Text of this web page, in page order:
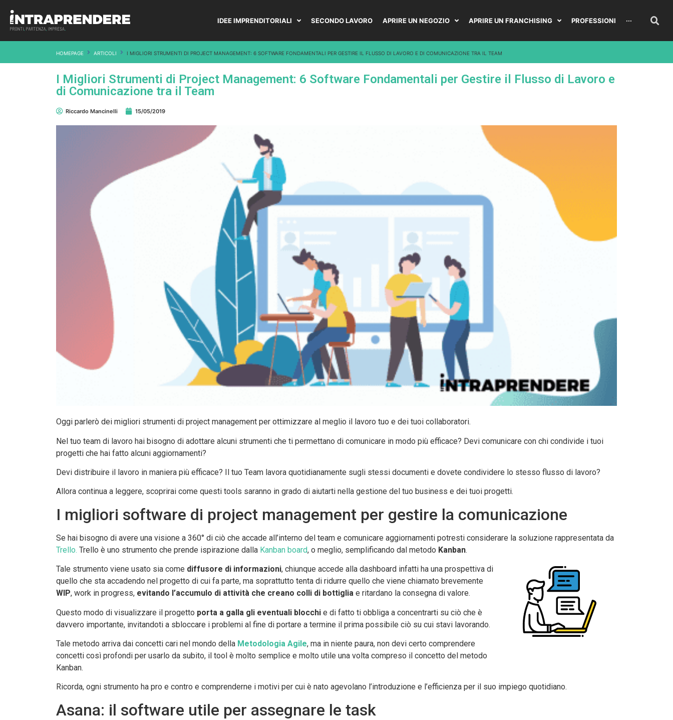
IDEE IMPRENDITORIALI SECONDO LAVORO APRIRE UN NEGOZIO APRIRE UN FRANCHISING PROFESSIONI ···
HOMEPAGE ARTICOLI I MIGLIORI STRUMENTI DI PROJECT MANAGEMENT: 6 SOFTWARE FONDAMENTALI PER GESTIRE IL FLUSSO DI LAVORO E DI COMUNICAZIONE TRA IL TEAM
I Migliori Strumenti di Project Management: 6 Software Fondamentali per Gestire il Flusso di Lavoro e
di Comunicazione tra il Team
Riccardo Mancinelli 15/05/2019
Oggi parlerò dei migliori strumenti di project management per ottimizzare al meglio il lavoro tuo e dei tuoi collaboratori.
Nel tuo team di lavoro hai bisogno di adottare alcuni strumenti che ti permettano di comunicare in modo più efficace? Devi comunicare con chi condivide i tuoi
progetti che hai fatto alcuni aggiornamenti?
Devi distribuire il lavoro in maniera più efficace? Il tuo Team lavora quotidianamente sugli stessi documenti e dovete condividere lo stesso flusso di lavoro?
Allora continua a leggere, scoprirai come questi tools saranno in grado di aiutarti nella gestione del tuo business e dei tuoi progetti.
I migliori software di project management per gestire la comunicazione
Se hai bisogno di avere una visione a 360° di ciò che accade all’interno del team e comunicare aggiornamenti potresti considerare la soluzione rappresentata da
Trello. Trello è uno strumento che prende ispirazione dalla Kanban board, o meglio, semplificando dal metodo Kanban.
Tale strumento viene usato sia come diffusore di informazioni, chiunque accede alla dashboard infatti ha una prospettiva di
quello che sta accadendo nel progetto di cui fa parte, ma soprattutto tenta di ridurre quello che viene chiamato brevemente
WIP, work in progress, evitando l’accumulo di attività che creano colli di bottiglia e ritardano la consegna di valore.
Questo modo di visualizzare il progetto porta a galla gli eventuali blocchi e di fatto ti obbliga a concentrarti su ciò che è
davvero importante, invitandoti a sbloccare i problemi al fine di portare a termine il prima possibile ciò su cui stavi lavorando.
Tale metodo arriva dai concetti cari nel mondo della Metodologia Agile, ma in niente paura, non devi certo comprendere
concetti così profondi per usarlo da subito, il tool è molto semplice e molto utile una volta compreso il concetto del metodo
Kanban.
Ricorda, ogni strumento ha pro e contro e comprenderne i motivi per cui è nato agevolano l’introduzione e l’efficienza per il suo impiego quotidiano.
Asana: il software utile per assegnare le task